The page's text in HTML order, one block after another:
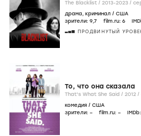
The Blacklist / 2013-2023 /
драма, криминал / США
зрители: 9,7 film.ru: 6
ПРОДВИНУТЫЙ
То, что она сказала
That's What She Said / 2012 /
комедия / США
зрители: – film.ru: – IMDb: